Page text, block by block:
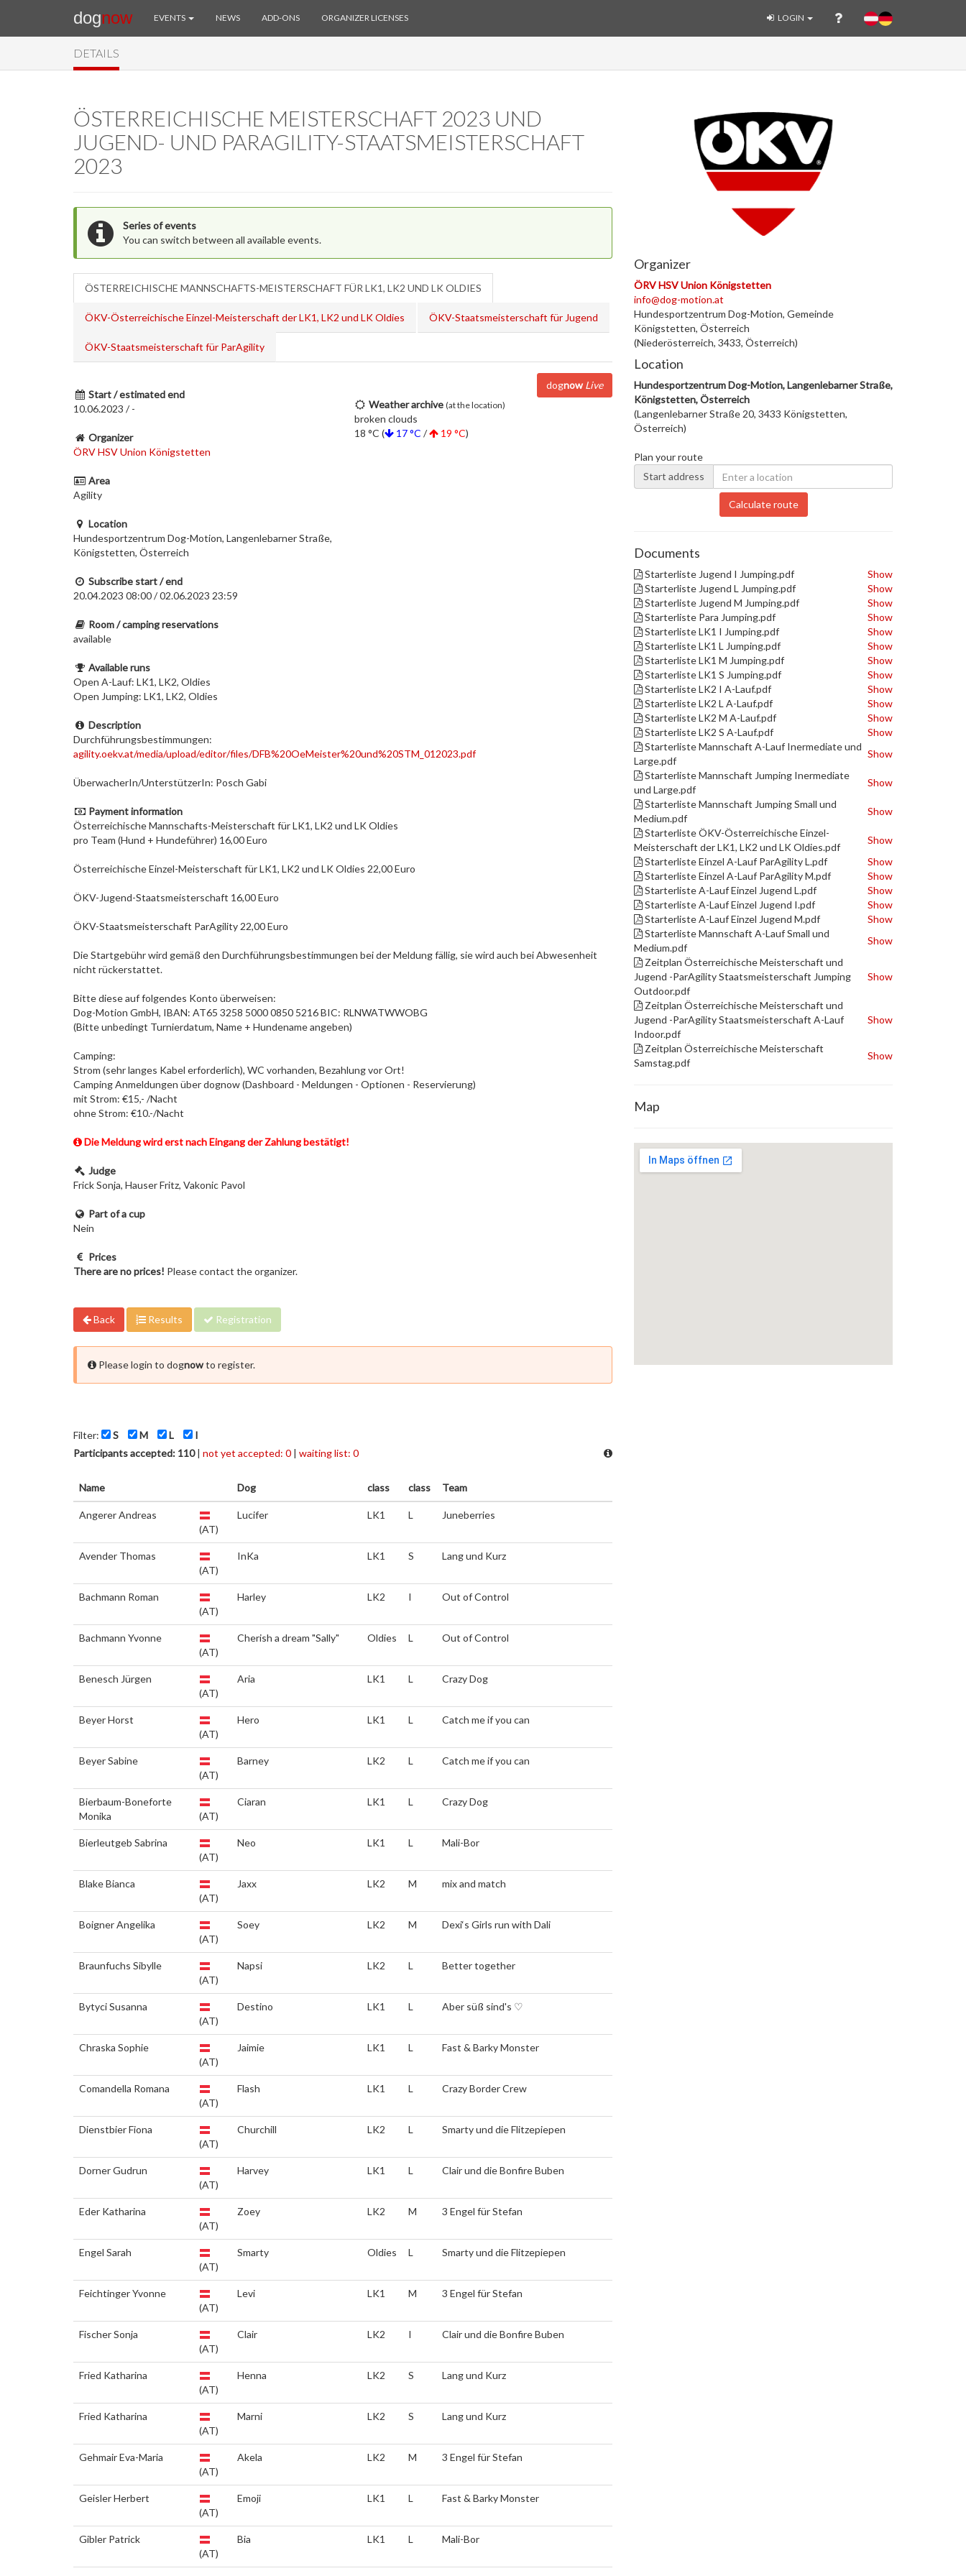
dognow EVENTS NEWS ADD-ONS ORGANIZER LICENSES LOGIN
DETAILS
ÖSTERREICHISCHE MEISTERSCHAFT 2023 UND
JUGEND- UND PARAGILITY-STAATSMEISTERSCHAFT
2023
Series of events
You can switch between all available events.
ÖSTERREICHISCHE MANNSCHAFTS-MEISTERSCHAFT FÜR LK1, LK2 UND LK OLDIES
ÖKV-Österreichische Einzel-Meisterschaft der LK1, LK2 und LK Oldies ÖKV-Staatsmeisterschaft für Jugend
ÖKV-Staatsmeisterschaft für ParAgility
dognow Live
Start / estimated end
10.06.2023 / -
Organizer
ÖRV HSV Union Königstetten
Area
Agility
Location
Hundesportzentrum Dog-Motion, Langenlebarner Straße,
Königstetten, Österreich
Subscribe start / end
20.04.2023 08:00 / 02.06.2023 23:59
Room / camping reservations
available
Available runs
Open A-Lauf: LK1, LK2, Oldies
Open Jumping: LK1, LK2, Oldies
Weather archive (at the location)
broken clouds
18 °C (
17 °C / 19 °C)
Description
Durchführungsbestimmungen:
agility.oekv.at/media/upload/editor/files/DFB%20OeMeister%20und%20STM_012023.pdf
ÜberwacherIn/UnterstützerIn: Posch Gabi
Payment information
Österreichische Mannschafts-Meisterschaft für LK1, LK2 und LK Oldies
pro Team (Hund + Hundeführer) 16,00 Euro
Österreichische Einzel-Meisterschaft für LK1, LK2 und LK Oldies 22,00 Euro
ÖKV-Jugend-Staatsmeisterschaft 16,00 Euro
ÖKV-Staatsmeisterschaft ParAgility 22,00 Euro
Die Startgebühr wird gemäß den Durchführungsbestimmungen bei der Meldung fällig, sie wird auch bei Abwesenheit
nicht rückerstattet.
Bitte diese auf folgendes Konto überweisen:
Dog-Motion GmbH, IBAN: AT65 3258 5000 0850 5216 BIC: RLNWATWWOBG
(Bitte unbedingt Turnierdatum, Name + Hundename angeben)
Camping:
Strom (sehr langes Kabel erforderlich), WC vorhanden, Bezahlung vor Ort!
Camping Anmeldungen über dognow (Dashboard - Meldungen - Optionen - Reservierung)
mit Strom: €15,- /Nacht
ohne Strom: €10.-/Nacht
Die Meldung wird erst nach Eingang der Zahlung bestätigt!
Judge
Frick Sonja, Hauser Fritz, Vakonic Pavol
Part of a cup
Nein
Prices
There are no prices! Please contact the organizer.
Back Results Registration
Please login to dognowto register.
Filter: S M L
I
Participants accepted: 110| not yet accepted: 0 | waiting list: 0
Name Dog class class Team
Angerer Andreas
(AT)
Lucifer LK1 L Juneberries
Avender Thomas
(AT)
InKa LK1 S Lang und Kurz
Bachmann Roman
(AT)
Harley LK2 I Out of Control
Bachmann Yvonne
(AT)
Cherish a dream "Sally" Oldies L Out of Control
Benesch Jürgen
(AT)
Aria LK1 L Crazy Dog
Beyer Horst
(AT)
Hero LK1 L Catch me if you can
Beyer Sabine
(AT)
Barney LK2 L Catch me if you can
Bierbaum-Boneforte
Monika
(AT)
Ciaran LK1 L Crazy Dog
Bierleutgeb Sabrina
(AT)
Neo LK1 L Mali-Bor
Blake Bianca
(AT)
Jaxx LK2 M mix and match
Boigner Angelika
(AT)
Soey LK2 M Dexi‘s Girls run with Dali
Braunfuchs Sibylle
(AT)
Napsi LK2 L Better together
Bytyci Susanna
(AT)
Destino LK1 L Aber süß sind's ♡
Chraska Sophie
(AT)
Jaimie LK1 L Fast & Barky Monster
Comandella Romana
(AT)
Flash LK1 L Crazy Border Crew
Dienstbier Fiona
(AT)
Churchill LK2 L Smarty und die Flitzepiepen
Dorner Gudrun
(AT)
Harvey LK1 L Clair und die Bonfire Buben
Eder Katharina
(AT)
Zoey LK2 M 3 Engel für Stefan
Engel Sarah
(AT)
Smarty Oldies L Smarty und die Flitzepiepen
Feichtinger Yvonne
(AT)
Levi LK1 M 3 Engel für Stefan
Fischer Sonja
(AT)
Clair LK2 I Clair und die Bonfire Buben
Fried Katharina
(AT)
Henna LK2 S Lang und Kurz
Fried Katharina
(AT)
Marni LK2 S Lang und Kurz
Gehmair Eva-Maria
(AT)
Akela LK2 M 3 Engel für Stefan
Geisler Herbert
(AT)
Emoji LK1 L Fast & Barky Monster
Gibler Patrick
(AT)
Bia LK1 L Mali-Bor
Organizer
ÖRV HSV Union Königstetten
info@dog-motion.at
Hundesportzentrum Dog-Motion, Gemeinde
Königstetten, Österreich
(Niederösterreich, 3433, Österreich)
Location
Hundesportzentrum Dog-Motion, Langenlebarner Straße,
Königstetten, Österreich
(Langenlebarner Straße 20, 3433 Königstetten,
Österreich)
Plan your route
Start address
Calculate route
Documents
Starterliste Jugend I Jumping.pdf
Show
Starterliste Jugend L Jumping.pdf
Show
Starterliste Jugend M Jumping.pdf
Show
Starterliste Para Jumping.pdf
Show
Starterliste LK1 I Jumping.pdf
Show
Starterliste LK1 L Jumping.pdf
Show
Starterliste LK1 M Jumping.pdf
Show
Starterliste LK1 S Jumping.pdf
Show
Starterliste LK2 I A-Lauf.pdf
Show
Starterliste LK2 L A-Lauf.pdf
Show
Starterliste LK2 M A-Lauf.pdf
Show
Starterliste LK2 S A-Lauf.pdf
Show
Starterliste Mannschaft A-Lauf Inermediate und
Large.pdf
Show
Starterliste Mannschaft Jumping Inermediate
und Large.pdf
Show
Starterliste Mannschaft Jumping Small und
Medium.pdf
Show
Starterliste ÖKV-Österreichische Einzel-
Meisterschaft der LK1, LK2 und LK Oldies.pdf
Show
Starterliste Einzel A-Lauf ParAgility L.pdf
Show
Starterliste Einzel A-Lauf ParAgility M.pdf
Show
Starterliste A-Lauf Einzel Jugend L.pdf
Show
Starterliste A-Lauf Einzel Jugend I.pdf
Show
Starterliste A-Lauf Einzel Jugend M.pdf
Show
Starterliste Mannschaft A-Lauf Small und
Medium.pdf
Show
Zeitplan Österreichische Meisterschaft und
Jugend -ParAgility Staatsmeisterschaft Jumping
Outdoor.pdf
Show
Zeitplan Österreichische Meisterschaft und
Jugend -ParAgility Staatsmeisterschaft A-Lauf
Indoor.pdf
Show
Zeitplan Österreichische Meisterschaft
Samstag.pdf
Show
Map